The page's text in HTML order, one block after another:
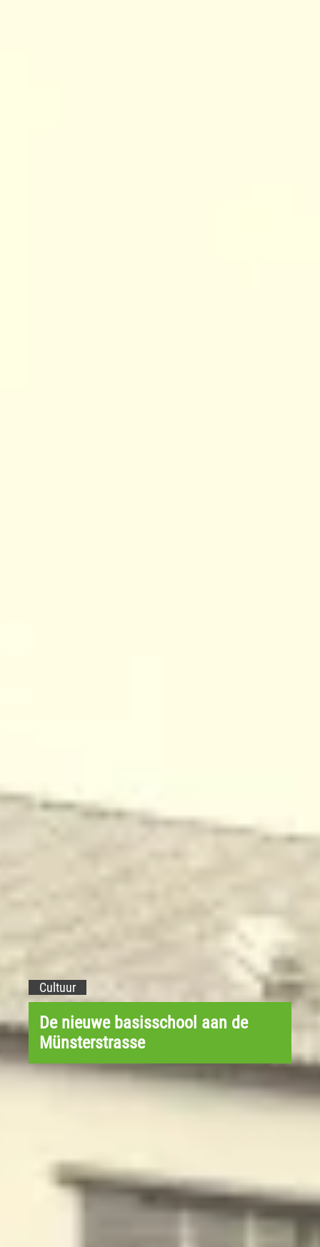
Cultuur
De nieuwe basisschool aan de
Münsterstrasse